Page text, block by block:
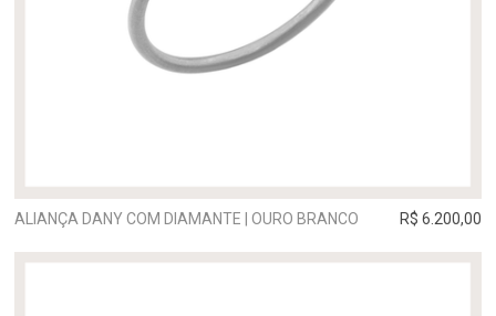
ALIANÇA DANY COM DIAMANTE | OURO BRANCO R$ 6.200,00